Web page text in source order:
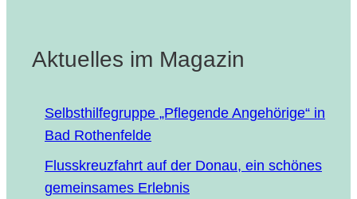
Aktuelles im Magazin
Selbst­hil­fe­grup­pe „Pfle­gen­de Ange­hö­ri­ge“ in
Bad Rothenfelde
Fluss­kreuz­fahrt auf der Donau, ein schö­nes
gemein­sa­mes Erlebnis